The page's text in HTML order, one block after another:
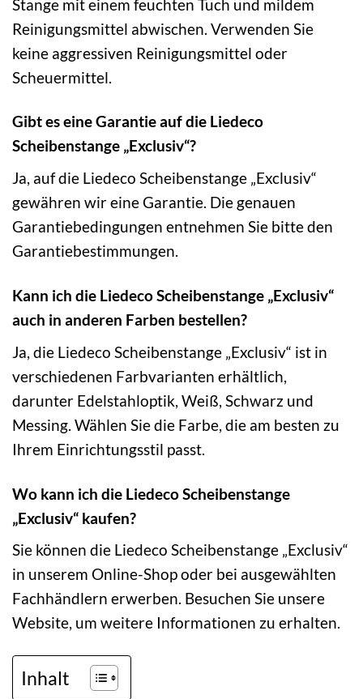
Stange mit einem feuchten Tuch und mildem
Reinigungsmittel abwischen. Verwenden Sie
keine aggressiven Reinigungsmittel oder
Scheuermittel.
Gibt es eine Garantie auf die Liedeco
Scheibenstange „Exclusiv“?
Ja, auf die Liedeco Scheibenstange „Exclusiv“
gewähren wir eine Garantie. Die genauen
Garantiebedingungen entnehmen Sie bitte den
Garantiebestimmungen.
Kann ich die Liedeco Scheibenstange „Exclusiv“
auch in anderen Farben bestellen?
Ja, die Liedeco Scheibenstange „Exclusiv“ ist in
verschiedenen Farbvarianten erhältlich,
darunter Edelstahloptik, Weiß, Schwarz und
Messing. Wählen Sie die Farbe, die am besten zu
Ihrem Einrichtungsstil passt.
Wo kann ich die Liedeco Scheibenstange
„Exclusiv“ kaufen?
Sie können die Liedeco Scheibenstange „Exclusiv“
in unserem Online-Shop oder bei ausgewählten
Fachhändlern erwerben. Besuchen Sie unsere
Website, um weitere Informationen zu erhalten.
Inhalt